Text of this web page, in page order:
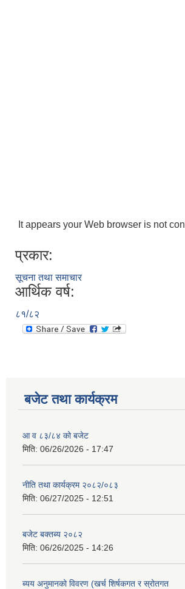
It appears your Web browser is not
प्रकार:
सूचना तथा समाचार
आर्थिक वर्ष:
८१/८२
बजेट तथा कार्यक्रम
आ व ८३/८४ को बजेट
मिति: 06/26/2026 - 17:47
नीति तथा कार्यक्रम २०८२/०८३
मिति: 06/27/2025 - 12:51
बजेट बक्तब्य २०८२
मिति: 06/26/2025 - 14:26
ब्यय अनुमानको विवरण (खर्च शिर्षकगत र स्रोतगत